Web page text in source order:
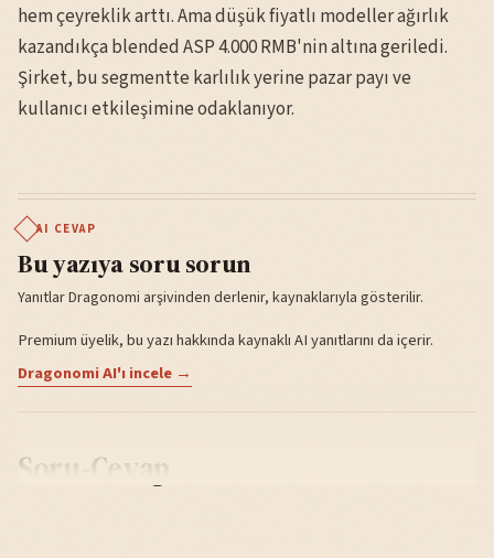
hem çeyreklik arttı. Ama düşük fiyatlı modeller ağırlık
kazandıkça blended ASP 4.000 RMB'nin altına geriledi.
Şirket, bu segmentte karlılık yerine pazar payı ve
kullanıcı etkileşimine odaklanıyor.
AI CEVAP
Bu yazıya soru sorun
Yanıtlar Dragonomi arşivinden derlenir, kaynaklarıyla gösterilir.
Premium üyelik, bu yazı hakkında kaynaklı AI yanıtlarını da içerir.
Dragonomi AI'ı incele →
Soru-Cevap